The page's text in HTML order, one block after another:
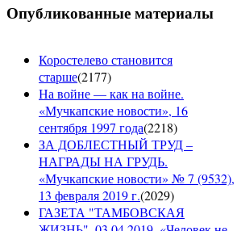
Опубликованные материалы
Коростелево становится
старше(2177)
На войне — как на войне.
«Мучкапские новости», 16
сентября 1997 года(2218)
ЗА ДОБЛЕСТНЫЙ ТРУД –
НАГРАДЫ НА ГРУДЬ.
«Мучкапские новости» № 7 (9532),
13 февраля 2019 г.(2029)
ГАЗЕТА "ТАМБОВСКАЯ